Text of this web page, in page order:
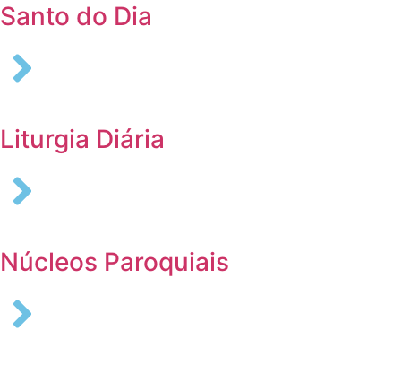
Santo do Dia
Liturgia Diária
Núcleos Paroquiais